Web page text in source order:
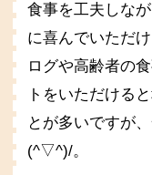
食事を工夫しな
に喜んでいただ
ログや高齢者の
トをいただける
とが多いですが
(^▽^)/。